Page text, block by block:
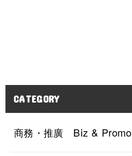
CATEGORY
商務・推廣 Biz & Promo